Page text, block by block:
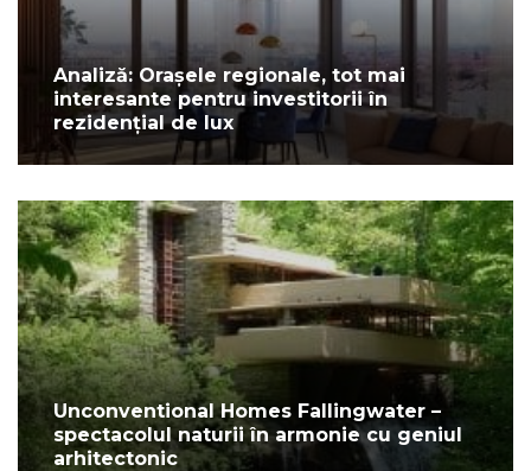
Analiză: Orașele regionale, tot mai
interesante pentru investitorii în
rezidențial de lux
Unconventional Homes Fallingwater –
spectacolul naturii în armonie cu geniul
arhitectonic